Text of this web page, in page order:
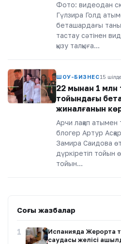
Фото: видеодан
Гүлзира Голд
беташардағы
тастау сәтінен
қызу талқыға…
ШОУ-БИЗНЕС15
22 мыңнан 1 млн
тойындағы
жиналғанын
Арчи лақап
блогер Артур
Замира Саидова
дүркіретіп тойын
тойын…
Соңғы жазбалар
1
Испанияда Жерорта
саудасы желісі